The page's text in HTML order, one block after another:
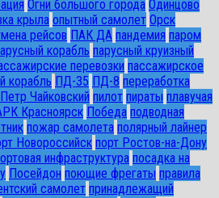
Огни большого города Одинцово
крыла опытный самолет Орск
рейсов ПАК ДА пандемия паром
корабль парусный круизный
перевозки пассажирское
корабль ПД-35 ПД-8 переработка
Петр Чайковский пилот пираты плавучая
Красноярск Победа подводная
пожар самолета полярный лайнер
Новороссийск порт Ростов-на-Дону
инфраструктура посадка на
Посейдон поющие фрегаты правила
самолет принадлежащий